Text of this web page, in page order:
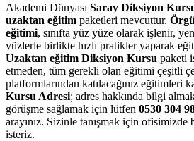
Akademi Dünyası Saray Diksiyon
uzaktan eğitim paketleri mevcuttur.
eğitimi, sınıfta yüz yüze olarak işlenir,
yüzlerle birlikte hızlı pratikler yaparak
Uzaktan eğitim Diksiyon Kursu paketi
etmeden, tüm gerekli olan eğitimi çeşitli
platformlarından katılacağınız eğitimleri
Kursu Adresi; adres hakkında bilgi
görüşme sağlamak için lütfen 0530 304
arayınız. Sizinle tanışmak için
isteriz.